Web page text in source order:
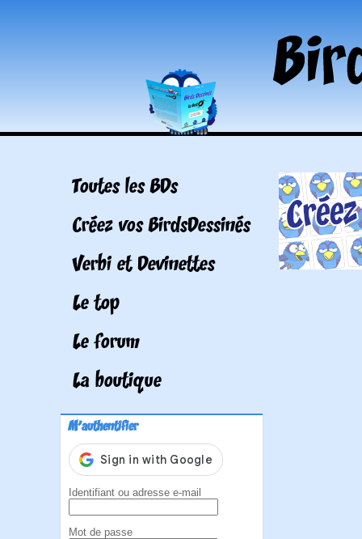
Toutes les BDs
Créez vos BirdsDessinés
Verbi et Devinettes
Le top
Le forum
La boutique
M'authentifier
Identifiant ou adresse e-mail
Mot de passe